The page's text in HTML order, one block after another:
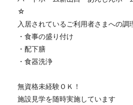
☆
入居されているご利用者さまへの調
・食事の盛り付け
・配下膳
・食器洗浄
無資格未経験ＯＫ！
施設見学を随時実施しています